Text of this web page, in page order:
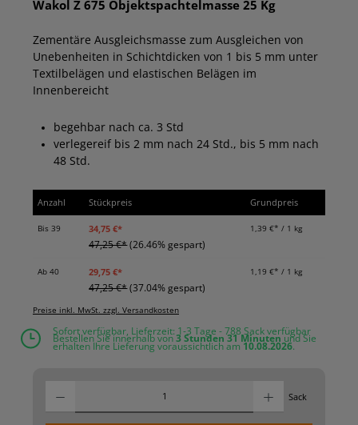
Wakol Z 675 Objektspachtelmasse 25 Kg
Zementäre Ausgleichsmasse zum Ausgleichen von
Unebenheiten in Schichtdicken von 1 bis 5 mm unter
Textilbelägen und elastischen Belägen im
Innenbereicht
begehbar nach ca. 3 Std
verlegereif bis 2 mm nach 24 Std., bis 5 mm nach
48 Std.
Anzahl Stückpreis Grundpreis
Bis39 34,75 €*
47,25 €*(26.46% gespart)
1,39 €* / 1 kg
Ab40 29,75 €*
47,25 €*(37.04% gespart)
1,19 €* / 1 kg
Preise inkl. MwSt. zzgl. Versandkosten
Sofort verfügbar, Lieferzeit: 1-3 Tage - 788 Sack verfügbar
Bestellen Sie innerhalb von3 Stunden 31 Minuten und Sie
erhalten Ihre Lieferung voraussichtlich am10.08.2026.
Sack